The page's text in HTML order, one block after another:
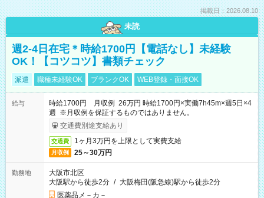
掲載日：2026.08.10
未読
週2-4日在宅＊時給1700円【電話なし】未経験
OK！【コツコツ】書類チェック
派遣 職種未経験OK ブランクOK WEB登録・面接OK
給与
時給1700円 月収例 26万円 時給1700円×実働7h45m×週5日×4
週 ※月収例を保証するものではありません。
交通費別途支給あり
交通費 1ヶ月3万円を上限として実費支給
月収例 25～30万円
勤務地
大阪市北区
大阪駅から徒歩2分 / 大阪梅田(阪急線)駅から徒歩2分
医薬品メ－カ－